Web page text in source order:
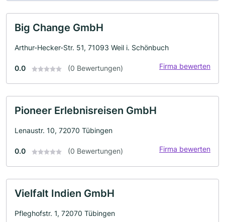
Big Change GmbH
Arthur-Hecker-Str. 51, 71093 Weil i. Schönbuch
0.0 (0 Bewertungen) Firma bewerten
Pioneer Erlebnisreisen GmbH
Lenaustr. 10, 72070 Tübingen
0.0 (0 Bewertungen) Firma bewerten
Vielfalt Indien GmbH
Pfleghofstr. 1, 72070 Tübingen